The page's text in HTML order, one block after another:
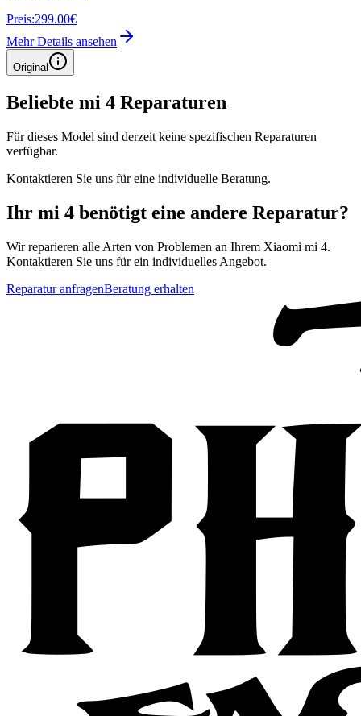
Preis:299.00€
Mehr Details ansehen
Original
Beliebte mi 4 Reparaturen
Für dieses Model sind derzeit keine spezifischen Reparaturen
verfügbar.
Kontaktieren Sie uns für eine individuelle Beratung.
Ihr mi 4 benötigt eine andere Reparatur?
Wir reparieren alle Arten von Problemen an Ihrem Xiaomi mi 4.
Kontaktieren Sie uns für ein individuelles Angebot.
Reparatur anfragenBeratung erhalten